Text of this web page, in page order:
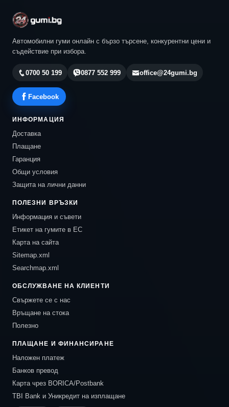
Автомобилни гуми онлайн с бързо търсене, конкурентни цени и
съдействие при избора.
0700 50 199 0877 552 999 office@24gumi.bg
Facebook
ИНФОРМАЦИЯ
Доставка
Плащане
Гаранция
Общи условия
Защита на лични данни
ПОЛЕЗНИ ВРЪЗКИ
Информация и съвети
Етикет на гумите в ЕС
Карта на сайта
Sitemap.xml
Searchmap.xml
ОБСЛУЖВАНЕ НА КЛИЕНТИ
Свържете се с нас
Връщане на стока
Полезно
ПЛАЩАНЕ И ФИНАНСИРАНЕ
Наложен платеж
Банков превод
Карта чрез BORICA/Postbank
TBI Bank и Уникредит на изплащане